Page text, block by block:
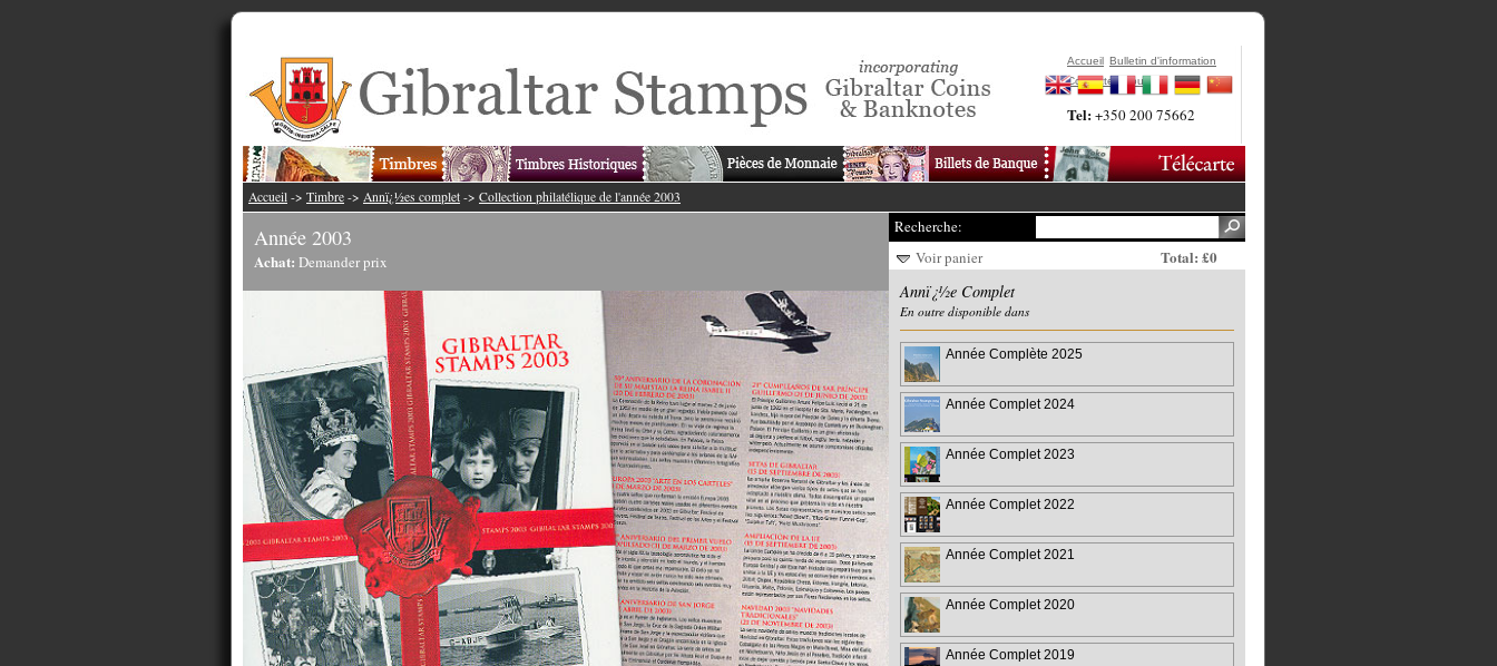
Accueil Bulletin d'information
Contactez-Nous
Tel:+350 200 75662
Accueil -> Timbre -> Annï¿½es complet -> Collection philatélique de l'année 2003
Année 2003
Achat: Demander prix
Recherche:
Voir panier
Total: £0
Annï¿½e Complet
En outre disponible dans
Année Complète 2025
Année Complet 2024
Année Complet 2023
Année Complet 2022
Année Complet 2021
Année Complet 2020
Année Complet 2019